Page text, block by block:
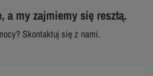
a my zajmiemy się resztą.
Skontaktuj się z nami.